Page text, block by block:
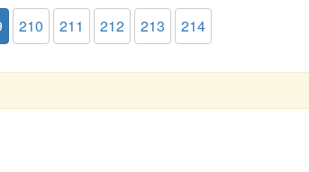
210 211 212 213 214